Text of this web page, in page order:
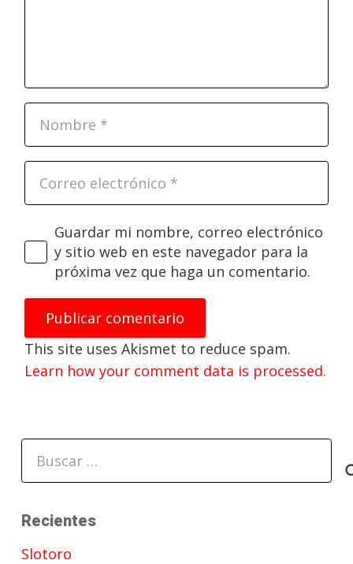
Guardar mi nombre, correo electrónico
y sitio web en este navegador para la
próxima vez que haga un comentario.
Publicar comentario
This site uses Akismet to reduce spam.
Learn how your comment data is processed.
Recientes
Slotoro